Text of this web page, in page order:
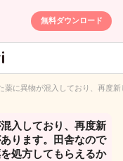
無料ダウンロード
薬に異物が混入しており、再度
入しており、再度新
ります。田舎なので
処方してもらえるか